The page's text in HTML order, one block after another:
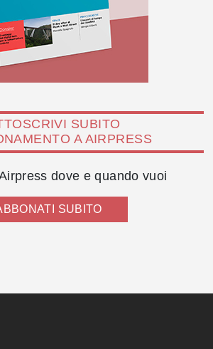
SUBITO
A AIRPRESS
dove e quando vuoi
SUBITO